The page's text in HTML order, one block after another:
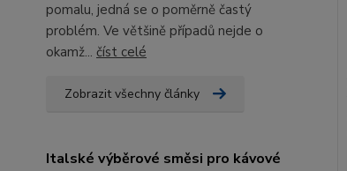
pomalu, jedná se o poměrně častý
problém. Ve většině případů nejde o
okamž... číst celé
Zobrazit všechny články
Italské výběrové směsi pro kávové